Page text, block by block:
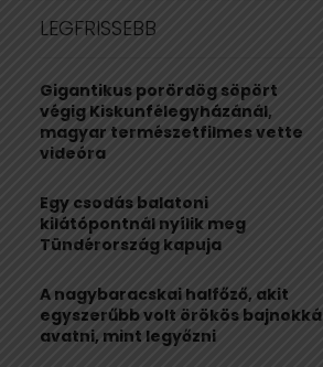
h
o
r
:
LEGFRISSEBB
Gigantikus porördög söpört
végig Kiskunfélegyházánál,
magyar természetfilmes vette
videóra
Egy csodás balatoni
kilátópontnál nyílik meg
Tündérország kapuja
A nagybaracskai halfőző, akit
egyszerűbb volt örökös bajnokká
avatni, mint legyőzni